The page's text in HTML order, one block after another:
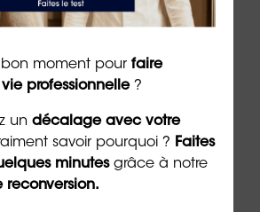
UNE AGENCE
bon moment pour faire
professionnelle?
un décalage avec votre
savoir pourquoi ? Faites
minutesgrâce à notre
reconversion.